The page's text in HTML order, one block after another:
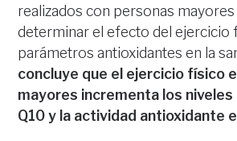
realizados con personas
determinar el efecto del ejercicio
parámetros antioxidantes en la
concluye que el ejercicio físico
mayores incrementa los
Q10 y la actividad antioxidante